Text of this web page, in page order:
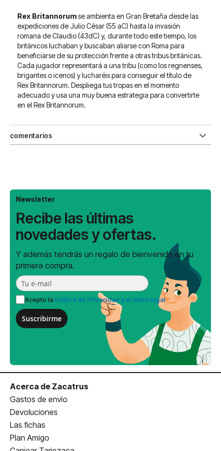
Rex Britannorumse ambienta en Gran Bretaña desde las
expediciones de Julio César (55 aC) hasta la invasión
romana de Claudio (43dC) y, durante todo este tiempo, los
británicos luchaban y buscaban aliarse con Roma para
beneficiarse de su protección frente a otras tribus británicas.
Cada jugador representará a una tribu (como los regnenses,
brigantes o icenos) y lucharéis para conseguir el título de
Rex Britannorum. Despliega tus tropas en el momento
adecuado y usa una muy buena estrategia para convertirte
en el Rex Britannorum.
comentarios
Newsletter
Recibe las últimas
novedades y ofertas.
Y además tendrás un regalo de bienvenida en tu
primera compra.
Acepto la Política de Privacidad y el Aviso legal
Suscribirme
Acerca de Zacatrus
Gastos de envío
Devoluciones
Las fichas
Plan Amigo